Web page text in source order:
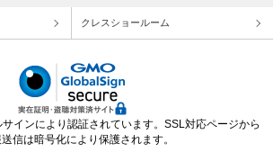
クレスショールーム
インにより認証されています。SSL対応ページから
信は暗号化により保護されます。